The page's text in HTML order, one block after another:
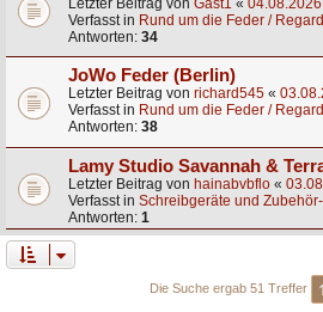
Verfasst in Rund um die Feder /
Antworten: 34
JoWo Feder (Berlin)
Letzter Beitrag von richard545 «
Verfasst in Rund um die Feder /
Antworten: 38
Lamy Studio Savannah &
Letzter Beitrag von hainabvbflo «
Verfasst in Schreibgeräte und
Antworten: 1
Die Suche ergab 51 Treffer 1